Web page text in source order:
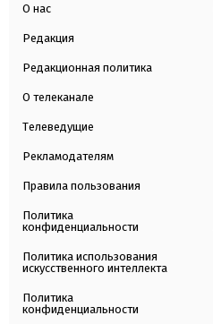
О нас
Редакция
Редакционная политика
О телеканале
Телеведущие
Рекламодателям
Правила пользования
Политика
конфиденциальности
Политика использования
искусственного интеллекта
Политика
конфиденциальности